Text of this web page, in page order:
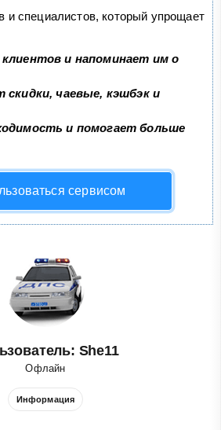
и специалистов, который упрощает
и напоминает им о
скидки, чаевые, кэшбэк и
и помогает больше
сервисом
She11
Офлайн
Информация